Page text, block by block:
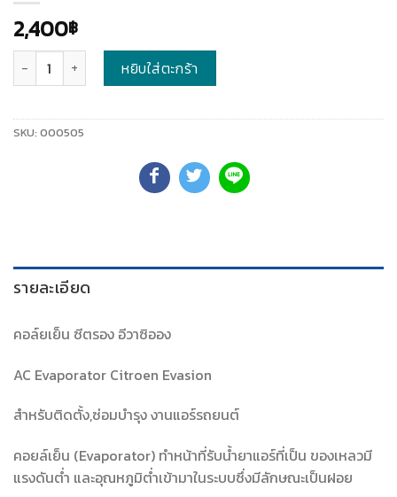
2,400฿
หยิบใส่ตะกร้า
SKU: 000505
รายละเอียด
คอล์ยเย็น ซีตรอง อีวาซิออง
AC Evaporator Citroen Evasion
สำหรับติดตั้ง,ซ่อมบำรุง งานแอร์รถยนต์
คอยล์เย็น (Evaporator) ทำหน้าที่รับน้ำยาแอร์ที่เป็น ของเหลวมี
แรงดันต่ำ และอุณหภูมิต่ำเข้ามาในระบบซึ่งมีลักษณะเป็นฝอย